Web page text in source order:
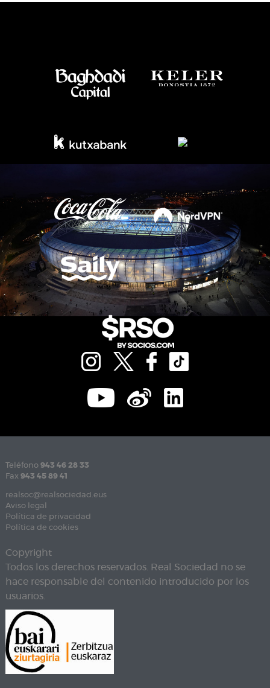
Teléfono 943 46 28 33
Fax 943 45 89 41
realsoc@realsociedad.eus
Aviso legal
Política de privacidad
Política de cookies
Copyright
Todos los derechos reservados. Real Sociedad no se
hace responsable del contenido introducido por los
usuarios.